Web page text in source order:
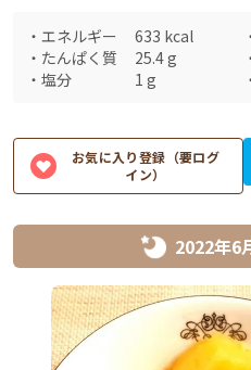
・ エネルギー 633 kcal
・ たんぱく質 25.4g
・ 塩分 1 g
お気に入り登録（要ログ
イン）
2022年6